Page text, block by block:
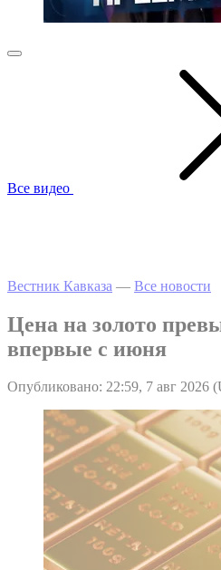
Все видео
Вестник Кавказа — Все новости
Цена на золото
впервые с июня
Опубликовано: 22:59, 7 авг 2026